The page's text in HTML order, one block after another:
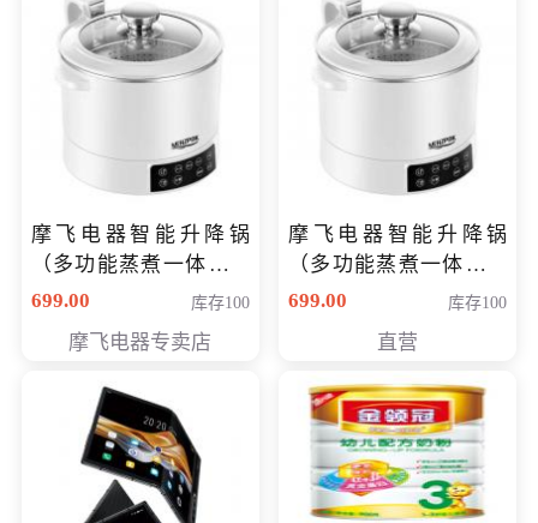
摩飞电器智能升降锅
（多功能蒸煮一体锅）
（智能升降养生锅） 会
699.00 库存100
摩飞电器专卖店
摩飞电器智能升降锅
（多功能蒸煮一体锅）
（智能升降养生锅） 会
699.00 库存100
直营